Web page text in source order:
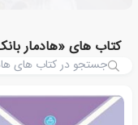
کتاب های «هادمار